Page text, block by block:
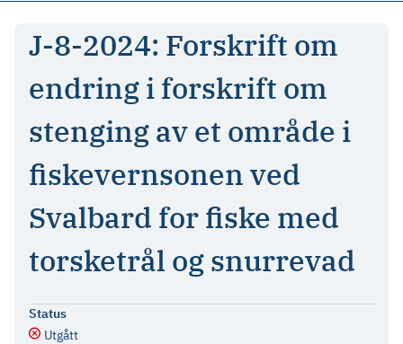
J-8-2024: Forskrift om
endring i forskrift om
stenging av et område i
fiskevernsonen ved
Svalbard for fiske med
torsketrål og snurrevad
Status
Utgått